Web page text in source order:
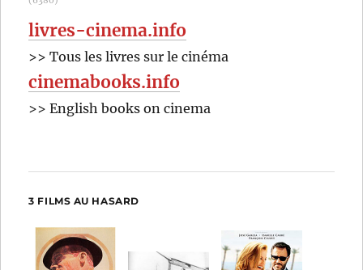
livres-cinema.info
>> Tous les livres sur le cinéma
cinemabooks.info
>> English books on cinema
3 FILMS AU HASARD